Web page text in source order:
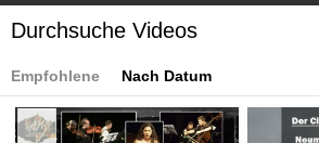
Themen » Gesundheit
Themen » Service
strassburg
rotes_kreuz rettungsübung
franz_pirolt
horst_maier claudia_egger
Durchsuche Videos
Empfohlene Nach Datum